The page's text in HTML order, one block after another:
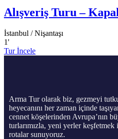
Alışveriş Turu –
İstanbul / Nişantaşı
1'
Tur İncele
Arma Tur olarak biz, gezmeyi
heyecanını her zaman içinde
cennet köşelerinden Avrupa’nın
turlarımızla, yeni yerler keşfetmek
rotalar sunuyoruz.